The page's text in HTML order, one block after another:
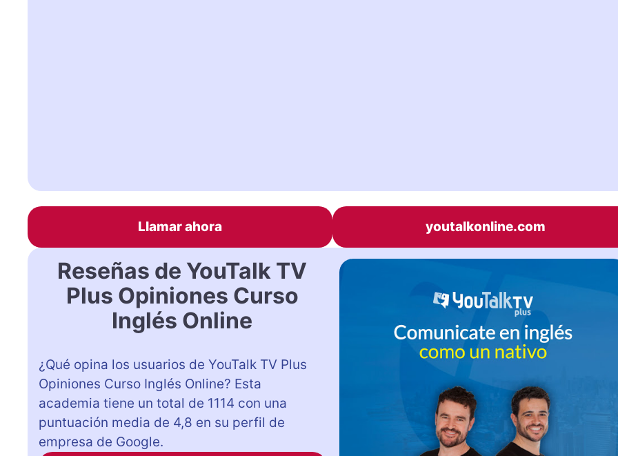
Llamar ahora youtalkonline.com
Reseñas de YouTalk TV
Plus Opiniones Curso
Inglés Online
¿Qué opina los usuarios de YouTalk TV Plus
Opiniones Curso Inglés Online? Esta
academia tiene un total de 1114 con una
puntuación media de 4,8 en su perfil de
empresa de Google.